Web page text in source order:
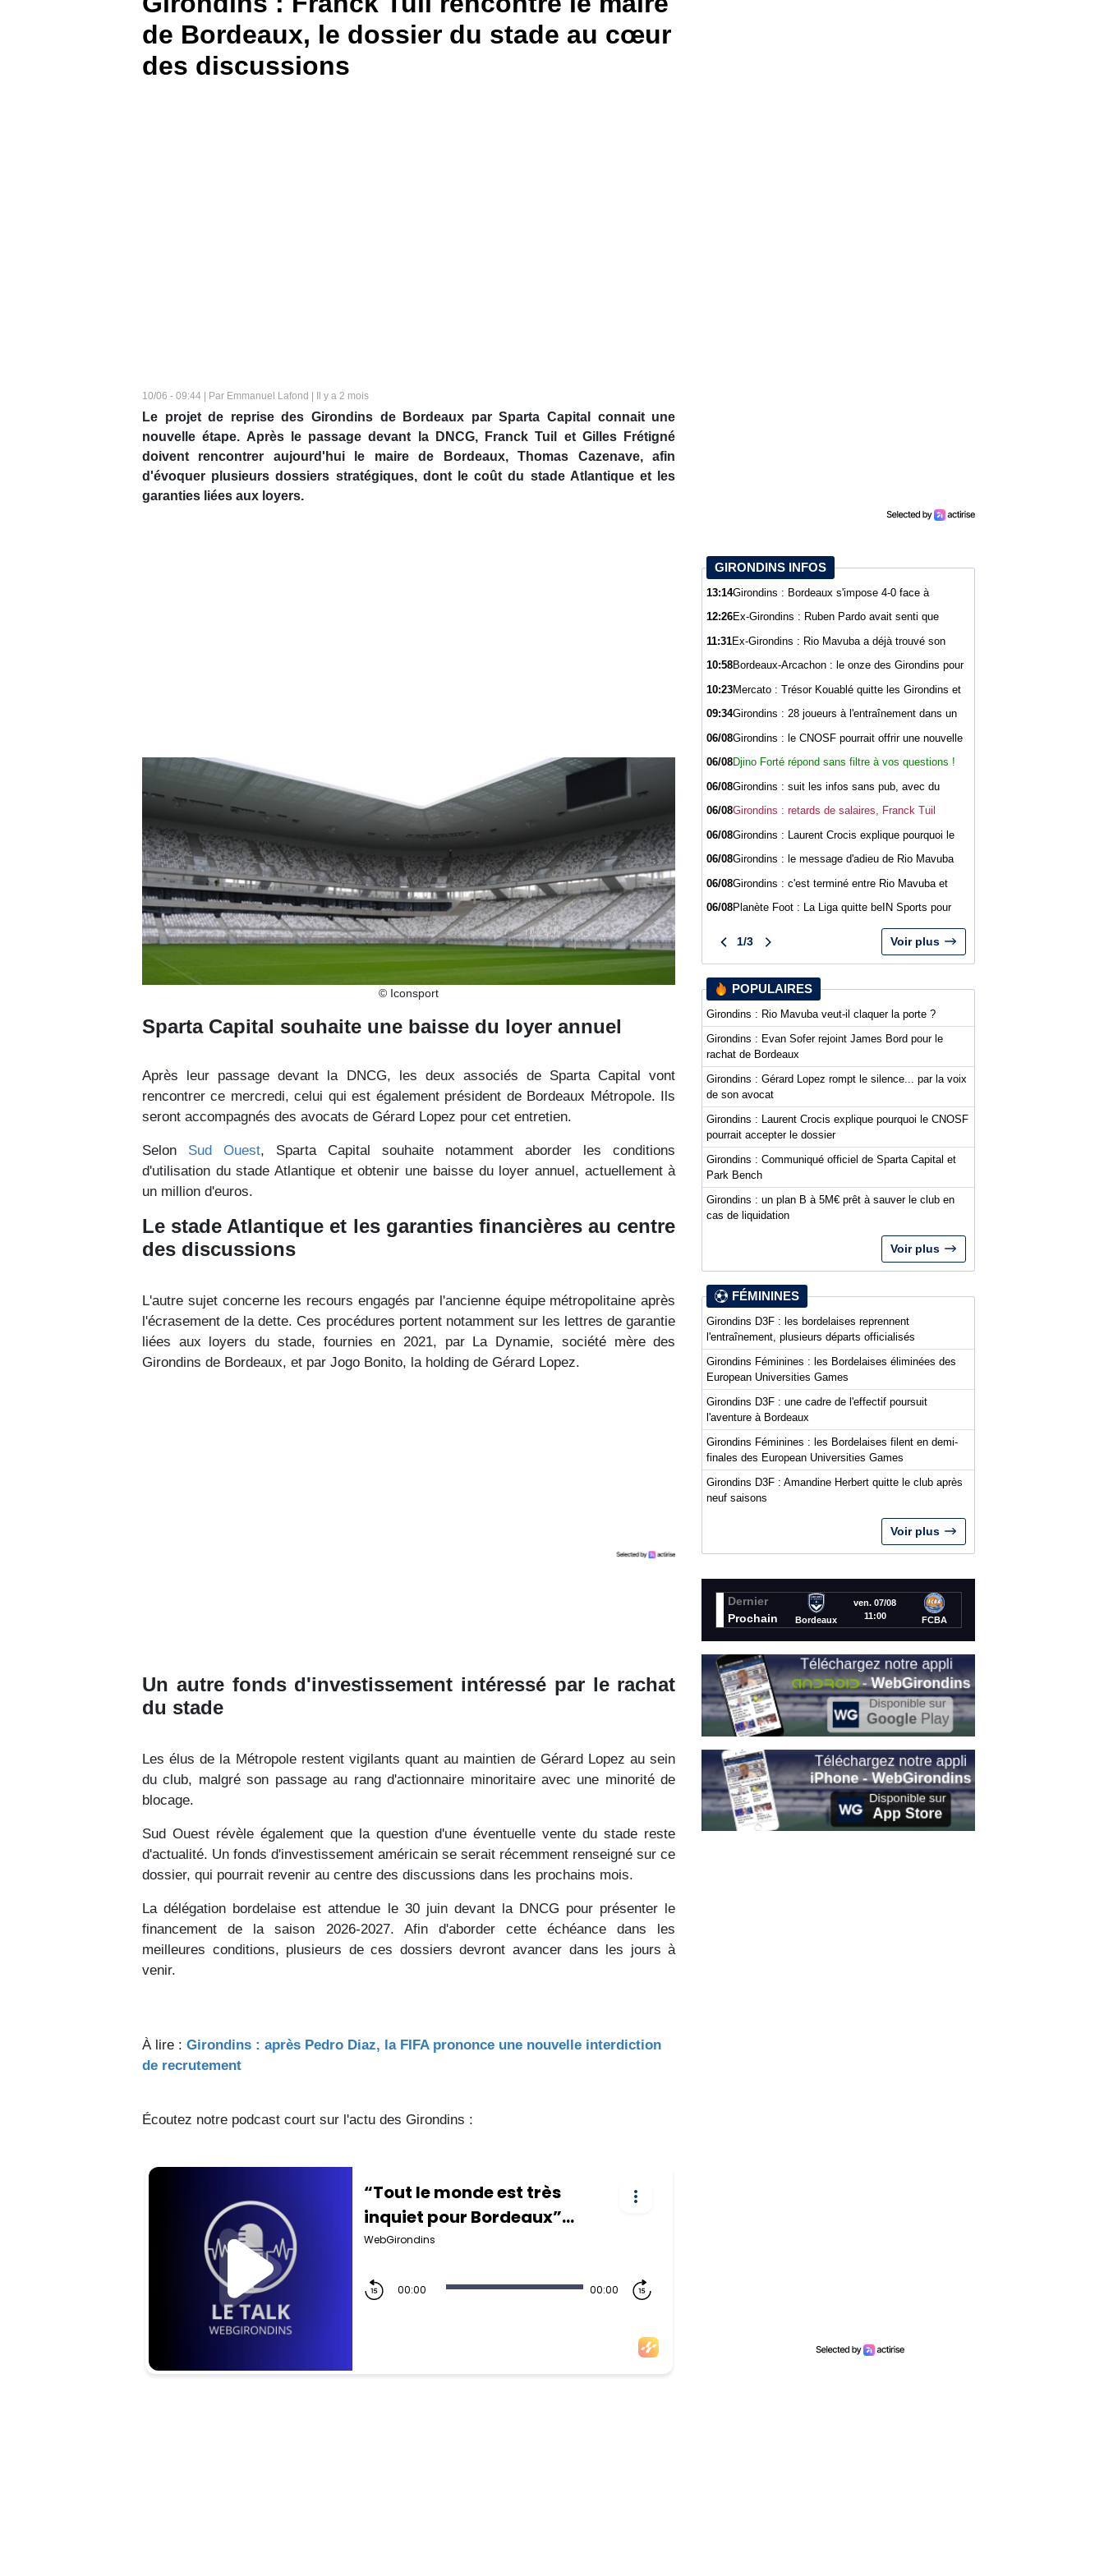
de Bordeaux, le dossier du stade au cœur
des discussions
10/06 - 09:44 | Par Emmanuel Lafond | Il y a 2 mois
Le projet de reprise des Girondins de Bordeaux par Sparta Capital connait une
nouvelle étape. Après le passage devant la DNCG, Franck Tuil et Gilles Frétigné
doivent rencontrer aujourd'hui le maire de Bordeaux, Thomas Cazenave, afin
d'évoquer plusieurs dossiers stratégiques, dont le coût du stade Atlantique et les
garanties liées aux loyers.
© Iconsport
Sparta Capital souhaite une baisse du loyer annuel
Après leur passage devant la DNCG, les deux associés de Sparta Capital vont
rencontrer ce mercredi, celui qui est également président de Bordeaux Métropole. Ils
seront accompagnés des avocats de Gérard Lopez pour cet entretien.
Selon Sud Ouest, Sparta Capital souhaite notamment aborder les conditions
d'utilisation du stade Atlantique et obtenir une baisse du loyer annuel, actuellement à
un million d'euros.
Le stade Atlantique et les garanties financières au centre
des discussions
L'autre sujet concerne les recours engagés par l'ancienne équipe métropolitaine après
l'écrasement de la dette. Ces procédures portent notamment sur les lettres de garantie
liées aux loyers du stade, fournies en 2021, par La Dynamie, société mère des
Girondins de Bordeaux, et par Jogo Bonito, la holding de Gérard Lopez.
Un autre fonds d'investissement intéressé par le rachat
du stade
Les élus de la Métropole restent vigilants quant au maintien de Gérard Lopez au sein
du club, malgré son passage au rang d'actionnaire minoritaire avec une minorité de
blocage.
Sud Ouest révèle également que la question d'une éventuelle vente du stade reste
d'actualité. Un fonds d'investissement américain se serait récemment renseigné sur ce
dossier, qui pourrait revenir au centre des discussions dans les prochains mois.
La délégation bordelaise est attendue le 30 juin devant la DNCG pour présenter le
financement de la saison 2026-2027. Afin d'aborder cette échéance dans les
meilleures conditions, plusieurs de ces dossiers devront avancer dans les jours à
venir.
À lire : Girondins : après Pedro Diaz, la FIFA prononce une nouvelle interdiction
de recrutement
Écoutez notre podcast court sur l'actu des Girondins :
GIRONDINS INFOS
13:14Girondins : Bordeaux s'impose 4-0 face à
12:26Ex-Girondins : Ruben Pardo avait senti que
11:31Ex-Girondins : Rio Mavuba a déjà trouvé son
10:58Bordeaux-Arcachon : le onze des Girondins pour
10:23Mercato : Trésor Kouablé quitte les Girondins et
09:34Girondins : 28 joueurs à l'entraînement dans un
06/08Girondins : le CNOSF pourrait offrir une nouvelle
06/08Djino Forté répond sans filtre à vos questions !
06/08Girondins : suit les infos sans pub, avec du
06/08Girondins : retards de salaires, Franck Tuil
06/08Girondins : Laurent Crocis explique pourquoi le
06/08Girondins : le message d'adieu de Rio Mavuba
06/08Girondins : c'est terminé entre Rio Mavuba et
06/08Planète Foot : La Liga quitte beIN Sports pour
1/3 Voir plus
POPULAIRES
Girondins : Rio Mavuba veut-il claquer la porte ?
Girondins : Evan Sofer rejoint James Bord pour le
rachat de Bordeaux
Girondins : Gérard Lopez rompt le silence... par la voix
de son avocat
Girondins : Laurent Crocis explique pourquoi le CNOSF
pourrait accepter le dossier
Girondins : Communiqué officiel de Sparta Capital et
Park Bench
Girondins : un plan B à 5M€ prêt à sauver le club en
cas de liquidation
Voir plus
FÉMININES
Girondins D3F : les bordelaises reprennent
l'entraînement, plusieurs départs officialisés
Girondins Féminines : les Bordelaises éliminées des
European Universities Games
Girondins D3F : une cadre de l'effectif poursuit
l'aventure à Bordeaux
Girondins Féminines : les Bordelaises filent en demi-
finales des European Universities Games
Girondins D3F : Amandine Herbert quitte le club après
neuf saisons
Voir plus
Dernier
Prochain
Bordeaux
ven. 07/08
11:00
FCBA